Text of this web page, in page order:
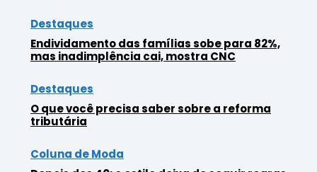
Destaques
Endividamento das famílias sobe para 82%,
mas inadimplência cai, mostra CNC
Destaques
O que você precisa saber sobre a reforma
tributária
Coluna de Moda